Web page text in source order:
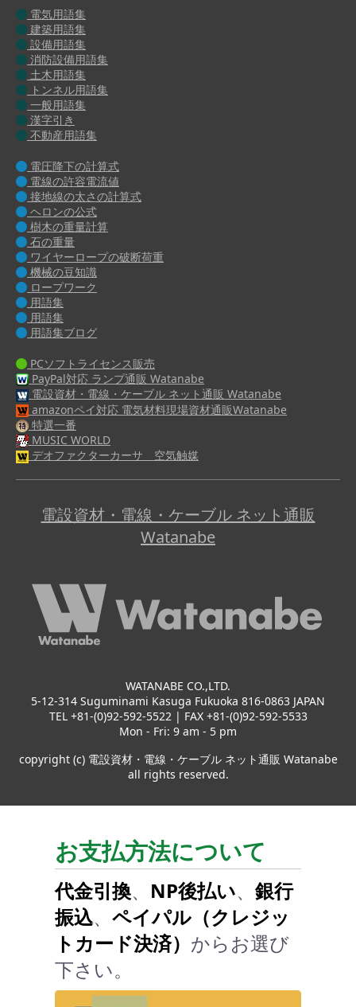
電気用語集
建築用語集
設備用語集
消防設備用語集
土木用語集
トンネル用語集
一般用語集
漢字引き
不動産用語集
電圧降下の計算式
電線の許容電流値
接地線の太さの計算式
ヘロンの公式
樹木の重量計算
石の重量
ワイヤーロープの破断荷重
機械の豆知識
ロープワーク
用語集
用語集
用語集ブログ
PCソフトライセンス販売
PayPal対応 ランプ通販 Watanabe
電設資材・電線・ケーブル ネット通販 Watanabe
amazonペイ対応 電気材料現場資材通販Watanabe
特選一番
MUSIC WORLD
デオファクターカーサ 空気触媒
電設資材・電線・ケーブル ネット通販
Watanabe
WATANABE CO.,LTD.
5-12-314 Suguminami Kasuga Fukuoka 816-0863 JAPAN
TEL +81-(0)92-592-5522 | FAX +81-(0)92-592-5533
Mon - Fri: 9 am - 5 pm
copyright (c) 電設資材・電線・ケーブル ネット通販 Watanabe
all rights reserved.
お支払方法について
代金引換、 NP後払い、 銀行
振込、 ペイパル（クレジッ
トカード決済） からお選び
下さい。